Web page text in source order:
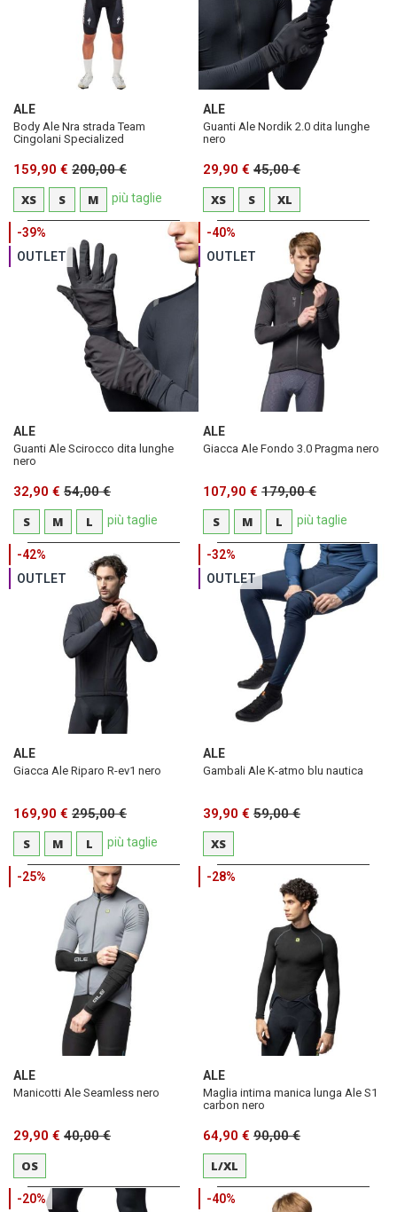
ALE
Body Ale Nra strada Team
Cingolani Specialized
159,90 € 200,00 €
XS
S M più taglie
ALE
Guanti Ale Nordik 2.0 dita lunghe
nero
29,90 € 45,00 €
XS
S XL
-39%
OUTLET
ALE
Guanti Ale Scirocco dita lunghe
nero
32,90 € 54,00 €
S
M L più taglie
-40%
OUTLET
ALE
Giacca Ale Fondo 3.0 Pragma nero
107,90 € 179,00 €
S
M L più taglie
-42%
OUTLET
ALE
Giacca Ale Riparo R-ev1 nero
169,90 € 295,00 €
S
M L più taglie
-32%
OUTLET
ALE
Gambali Ale K-atmo blu nautica
39,90 € 59,00 €
XS
-25%
ALE
Manicotti Ale Seamless nero
29,90 € 40,00 €
OS
-28%
ALE
Maglia intima manica lunga Ale S1
carbon nero
64,90 € 90,00 €
L/XL
-20%
-40%